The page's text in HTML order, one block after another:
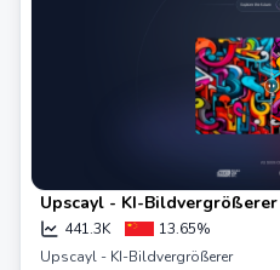
Upscayl - KI-Bildvergrößerer
441.3K 13.65%
Upscayl - KI-Bildvergrößerer